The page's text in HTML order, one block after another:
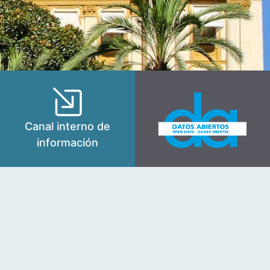
Canal interno de
información